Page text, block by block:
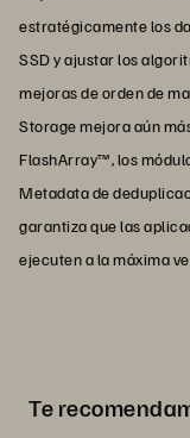
estratégicamente los
SSD y ajustar los
mejoras de orden de
Storage mejora aún
FlashArray™, los
Metadata de
garantiza que las
ejecuten a la máxima
Te